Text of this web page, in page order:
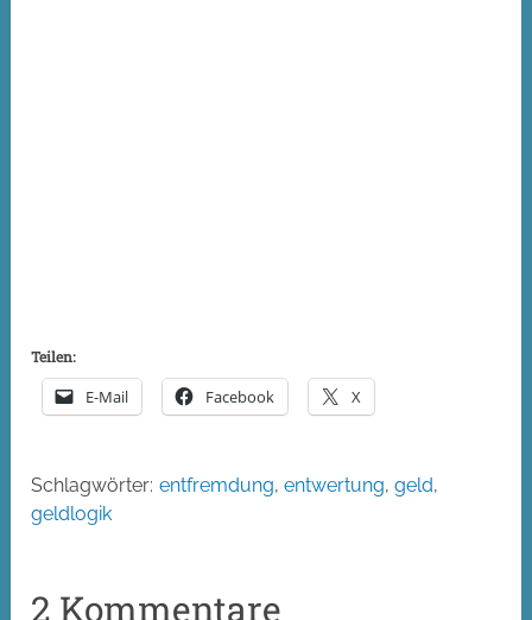
Teilen:
E-Mail Facebook X
Schlagwörter: entfremdung,entwertung,geld,
geldlogik
2 Kommentare